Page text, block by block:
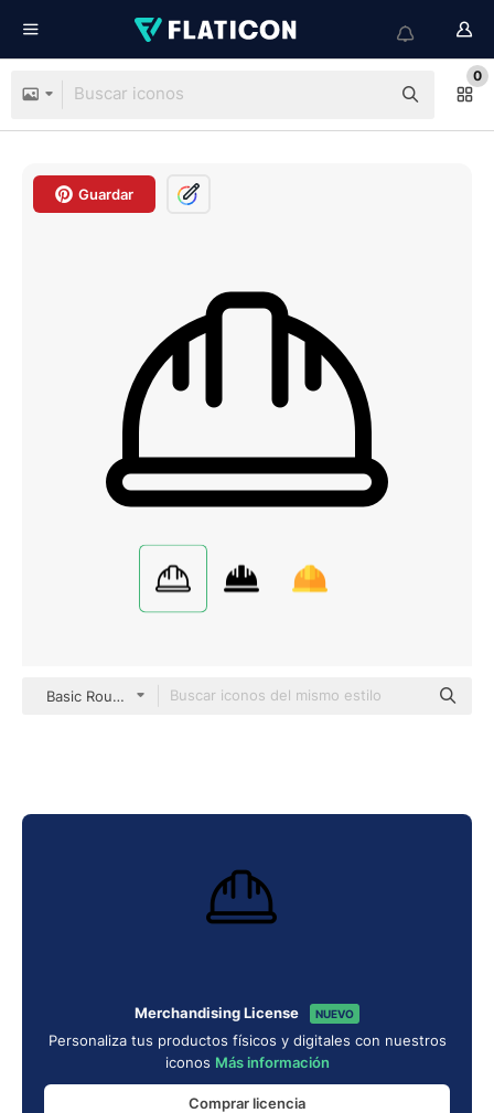
0
Guardar
Basic Rounded Lineal
Merchandising License NUEVO
Personaliza tus productos físicos y digitales con nuestros
iconos Más información
Comprar licencia